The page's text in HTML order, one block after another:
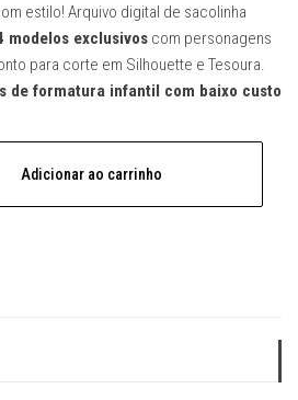
estilo! Arquivo digital de sacolinha
modelos exclusivos com personagens
para corte em Silhouette e Tesoura.
de formatura infantil com baixo custo
Adicionar ao carrinho